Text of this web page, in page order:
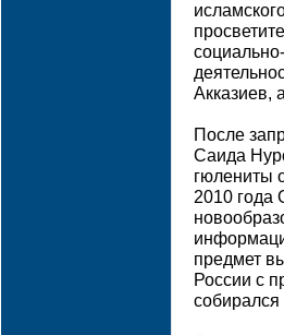
Акказиев,
После
Саида
гюлениты
2010 года
предмет
России с
собирался